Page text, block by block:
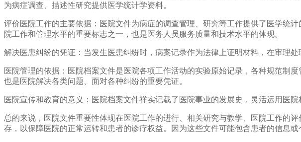
为病症调查、描述性研究提供医学统计学资料。
评价医院工作的主要依据：医院文件为病症的调查管理、研究等工作提供了医学统
院工作和管理水平的重要标志之一，也是医务人员服务质量和技术水平的体现。
解决医患纠纷的凭证：当发生医患纠纷时，病案记录作为法律上证明材料，在审理
医院管理的依据：医院档案文件是医院各项工作活动的实验原始记录，各种规范制
也是医院解决各类问题、面对各种纠纷的重要凭证。
医院宣传和教育的意义：医院档案文件祥实记载了医院事业的发展史，灵活运用医
总的来说，医院文件重要性体现在医院工作的进行、相关研究与教学、医院工作的
存，以保障医院的正常运转和患者的诊疗权益。因为这些文件可能包含患者的信息